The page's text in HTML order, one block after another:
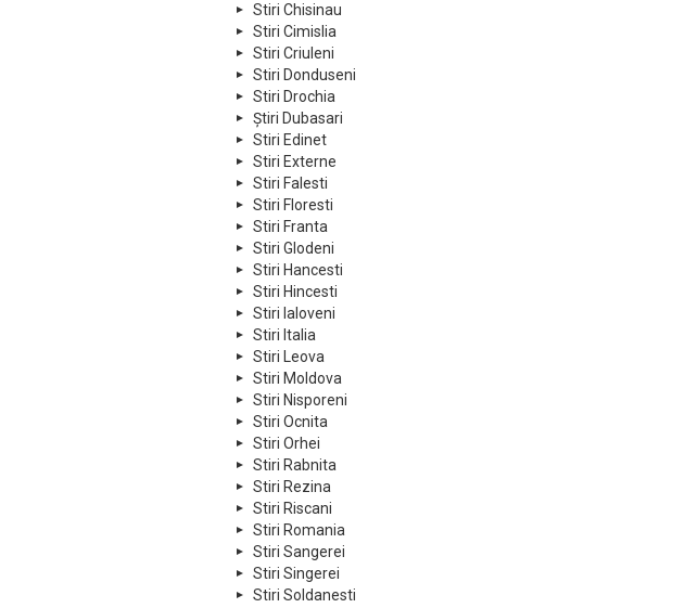
Stiri Chisinau
Stiri Cimislia
Stiri Criuleni
Stiri Donduseni
Stiri Drochia
Știri Dubasari
Stiri Edinet
Stiri Externe
Stiri Falesti
Stiri Floresti
Stiri Franta
Stiri Glodeni
Stiri Hancesti
Stiri Hincesti
Stiri Ialoveni
Stiri Italia
Stiri Leova
Stiri Moldova
Stiri Nisporeni
Stiri Ocnita
Stiri Orhei
Stiri Rabnita
Stiri Rezina
Stiri Riscani
Stiri Romania
Stiri Sangerei
Stiri Singerei
Stiri Soldanesti